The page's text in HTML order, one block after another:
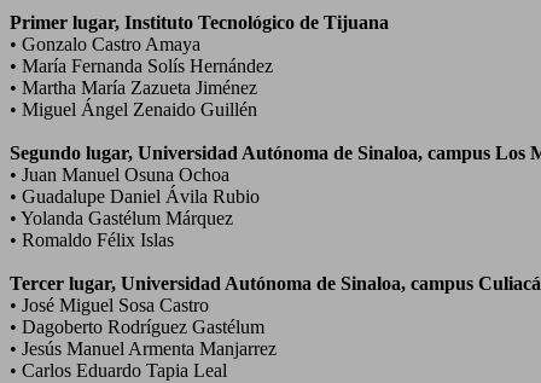
Primer lugar, Instituto Tecnológico de Tijuana
• Gonzalo Castro Amaya
• María Fernanda Solís Hernández
• Martha María Zazueta Jiménez
• Miguel Ángel Zenaido Guillén
Segundo lugar, Universidad Autónoma de Sinaloa, campus Los
• Juan Manuel Osuna Ochoa
• Guadalupe Daniel Ávila Rubio
• Yolanda Gastélum Márquez
• Romaldo Félix Islas
Tercer lugar, Universidad Autónoma de Sinaloa, campus
• José Miguel Sosa Castro
• Dagoberto Rodríguez Gastélum
• Jesús Manuel Armenta Manjarrez
• Carlos Eduardo Tapia Leal